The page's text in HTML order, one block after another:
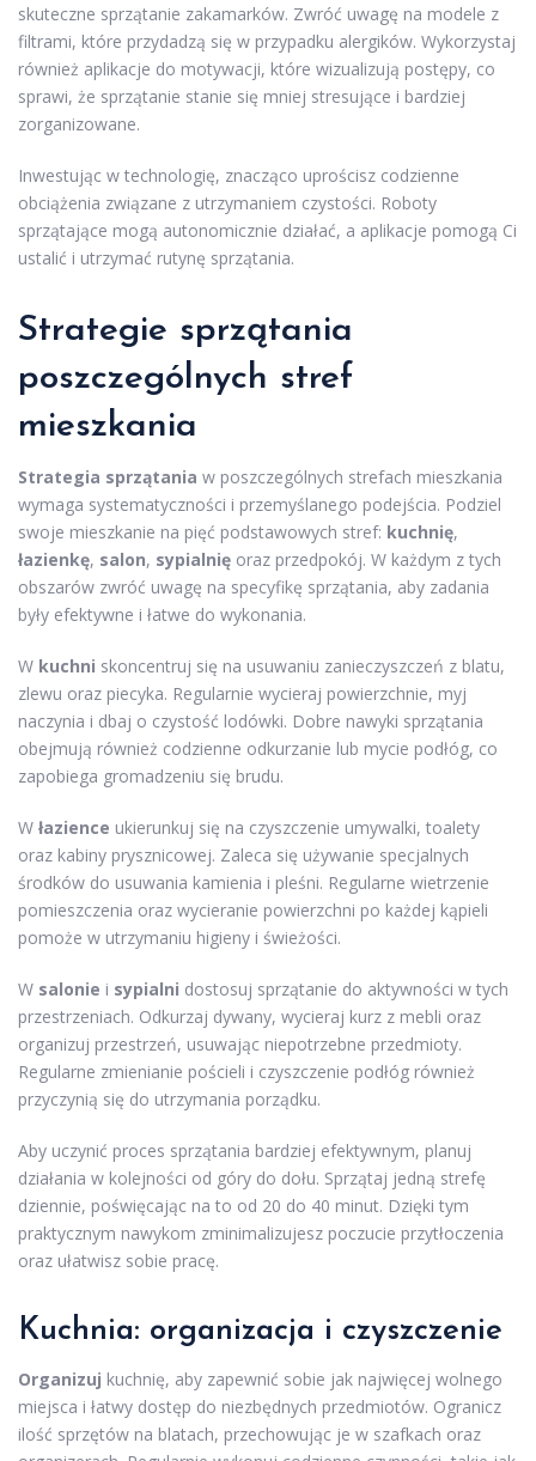
skuteczne sprzątanie zakamarków. Zwróć uwagę na modele z
filtrami, które przydadzą się w przypadku alergików. Wykorzystaj
również aplikacje do motywacji, które wizualizują postępy, co
sprawi, że sprzątanie stanie się mniej stresujące i bardziej
zorganizowane.
Inwestując w technologię, znacząco uprościsz codzienne
obciążenia związane z utrzymaniem czystości. Roboty
sprzątające mogą autonomicznie działać, a aplikacje pomogą Ci
ustalić i utrzymać rutynę sprzątania.
Strategie sprzątania
poszczególnych stref
mieszkania
Strategia sprzątania w poszczególnych strefach mieszkania
wymaga systematyczności i przemyślanego podejścia. Podziel
swoje mieszkanie na pięć podstawowych stref: kuchnię,
łazienkę, salon, sypialnię oraz przedpokój. W każdym z tych
obszarów zwróć uwagę na specyfikę sprzątania, aby zadania
były efektywne i łatwe do wykonania.
W kuchni skoncentruj się na usuwaniu zanieczyszczeń z blatu,
zlewu oraz piecyka. Regularnie wycieraj powierzchnie, myj
naczynia i dbaj o czystość lodówki. Dobre nawyki sprzątania
obejmują również codzienne odkurzanie lub mycie podłóg, co
zapobiega gromadzeniu się brudu.
W łazience ukierunkuj się na czyszczenie umywalki, toalety
oraz kabiny prysznicowej. Zaleca się używanie specjalnych
środków do usuwania kamienia i pleśni. Regularne wietrzenie
pomieszczenia oraz wycieranie powierzchni po każdej kąpieli
pomoże w utrzymaniu higieny i świeżości.
W salonie i sypialni dostosuj sprzątanie do aktywności w tych
przestrzeniach. Odkurzaj dywany, wycieraj kurz z mebli oraz
organizuj przestrzeń, usuwając niepotrzebne przedmioty.
Regularne zmienianie pościeli i czyszczenie podłóg również
przyczynią się do utrzymania porządku.
Aby uczynić proces sprzątania bardziej efektywnym, planuj
działania w kolejności od góry do dołu. Sprzątaj jedną strefę
dziennie, poświęcając na to od 20 do 40 minut. Dzięki tym
praktycznym nawykom zminimalizujesz poczucie przytłoczenia
oraz ułatwisz sobie pracę.
Kuchnia: organizacja i czyszczenie
Organizuj kuchnię, aby zapewnić sobie jak najwięcej wolnego
miejsca i łatwy dostęp do niezbędnych przedmiotów. Ogranicz
ilość sprzętów na blatach, przechowując je w szafkach oraz